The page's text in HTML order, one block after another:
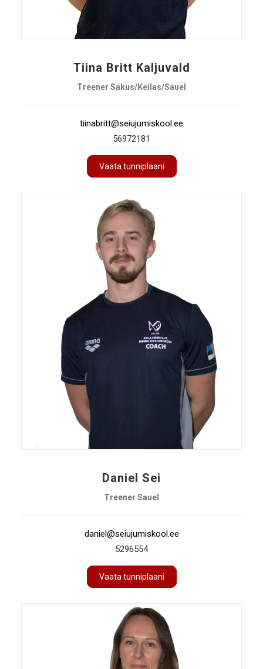
Tiina Britt Kaljuvald
Treener Sakus/Keilas/Sauel
tiinabritt@seiujumiskool.ee
56972181
Vaata tunniplaani
Daniel Sei
Treener Sauel
daniel@seiujumiskool.ee
5296554
Vaata tunniplaani